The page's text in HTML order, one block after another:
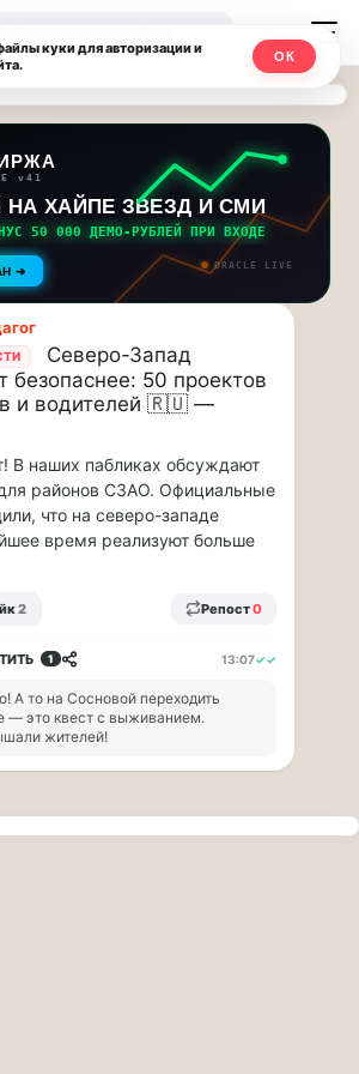
v41
НА ХАЙПЕ ЗВЕЗД И СМИ
50 000 ДЕМО-РУБЛЕЙ ПРИ ВХОДЕ
➔ ORACLE LIVE
Северо-Запад
безопаснее: 50 проектов
и водителей 🇷🇺 —
В наших пабликах обсуждают
районов СЗАО. Официальные
что на северо-западе
время реализуют больше
2 Репост0
1 13:07✓✓
А то на Сосновой переходить
— это квест с выживанием.
жителей!
куки для авторизации и
ОК